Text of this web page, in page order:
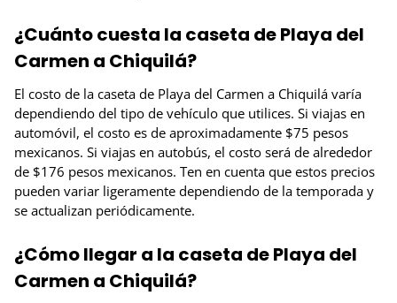
¿Cuánto cuesta la caseta de Playa del
Carmen a Chiquilá?
El costo de la caseta de Playa del Carmen a Chiquilá varía
dependiendo del tipo de vehículo que utilices. Si viajas en
automóvil, el costo es de aproximadamente $75 pesos
mexicanos. Si viajas en autobús, el costo será de alrededor
de $176 pesos mexicanos. Ten en cuenta que estos precios
pueden variar ligeramente dependiendo de la temporada y
se actualizan periódicamente.
¿Cómo llegar a la caseta de Playa del
Carmen a Chiquilá?